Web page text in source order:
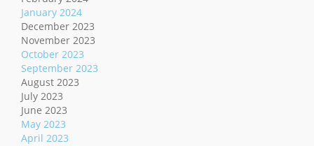
January 2024
December 2023
November 2023
October 2023
September 2023
August 2023
July 2023
June 2023
May 2023
April 2023